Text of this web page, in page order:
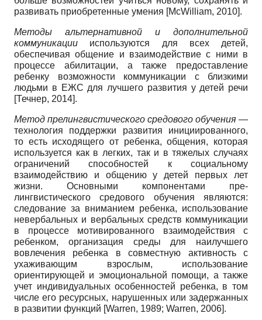
развивать приобретенные умения [McWilliam, 2010].
Методы альтернативной и дополнительной
коммуникации используются для всех детей,
обеспечивая общение и взаимодействие с ними в
процессе абилитации, а также предоставление
ребенку возможности коммуникации с близкими
людьми в ЕЖС для лучшего развития у детей речи
[Течнер, 2014].
Метод прелингвистического средового обучения —
технология поддержки развития инициированного,
то есть исходящего от ребенка, общения, которая
используется как в легких, так и в тяжелых случаях
ограничений способностей к социальному
взаимодействию и общению у детей первых лет
жизни. Основными компонентами пре-
лингвистического средового обучения являются:
следование за вниманием ребенка, использование
невербальных и вербальных средств коммуникации
в процессе мотивированного взаимодействия с
ребенком, организация среды для наилучшего
вовлечения ребенка в совместную активность с
ухаживающим взрослым, использование
ориентирующей и эмоциональной помощи, а также
учет индивидуальных особенностей ребенка, в том
числе его ресурсных, нарушенных или задержанных
в развитии функций [Warren, 1989; Warren, 2006].